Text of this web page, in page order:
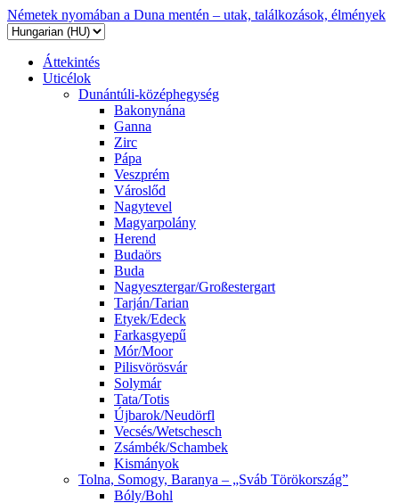
Németek nyomában a Duna mentén – utak, találkozások, élmények
Áttekintés
Uticélok
Dunántúli-középhegység
Bakonynána
Ganna
Zirc
Pápa
Veszprém
Városlőd
Nagytevel
Magyarpolány
Herend
Budaörs
Buda
Nagyesztergar/Großestergart
Tarján/Tarian
Etyek/Edeck
Farkasgyepű
Mór/Moor
Pilisvörösvár
Solymár
Tata/Totis
Újbarok/Neudörfl
Vecsés/Wetschesch
Zsámbék/Schambek
Kismányok
Tolna, Somogy, Baranya – „Sváb Törökország”
Bóly/Bohl